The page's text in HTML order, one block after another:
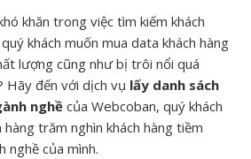
khăn trong việc tìm kiếm khách
khách muốn mua data khách hàng
lượng cũng như bị trôi nổi quá
đến với dịch vụ lấy danh sách
nghề của Webcoban, quý khách
trăm nghìn khách hàng tiềm
nghề của mình.